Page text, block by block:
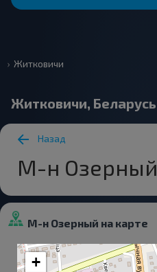
Житковичи
Житковичи, Беларусь
Назад
М-н Озерный
М-н Озерный на карте
+